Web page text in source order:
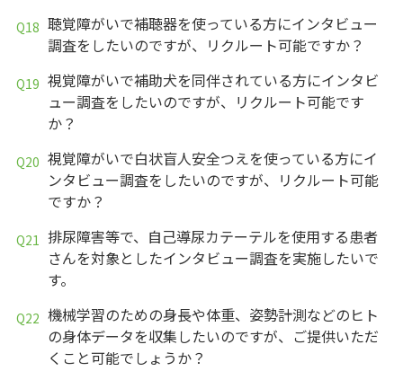
聴覚障がいで補聴器を使っている方にインタビュー
調査をしたいのですが、リクルート可能ですか？
視覚障がいで補助犬を同伴されている方にインタビ
ュー調査をしたいのですが、リクルート可能です
か？
視覚障がいで白状盲人安全つえを使っている方にイ
ンタビュー調査をしたいのですが、リクルート可能
ですか？
排尿障害等で、自己導尿カテーテルを使用する患者
さんを対象としたインタビュー調査を実施したいで
す。
機械学習のための身長や体重、姿勢計測などのヒト
の身体データを収集したいのですが、ご提供いただ
くこと可能でしょうか？